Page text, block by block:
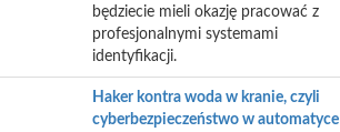
będziecie mieli okazję pracować z
profesjonalnymi systemami
identyfikacji.
Haker kontra woda w kranie, czyli
cyberbezpieczeństwo w automatyce